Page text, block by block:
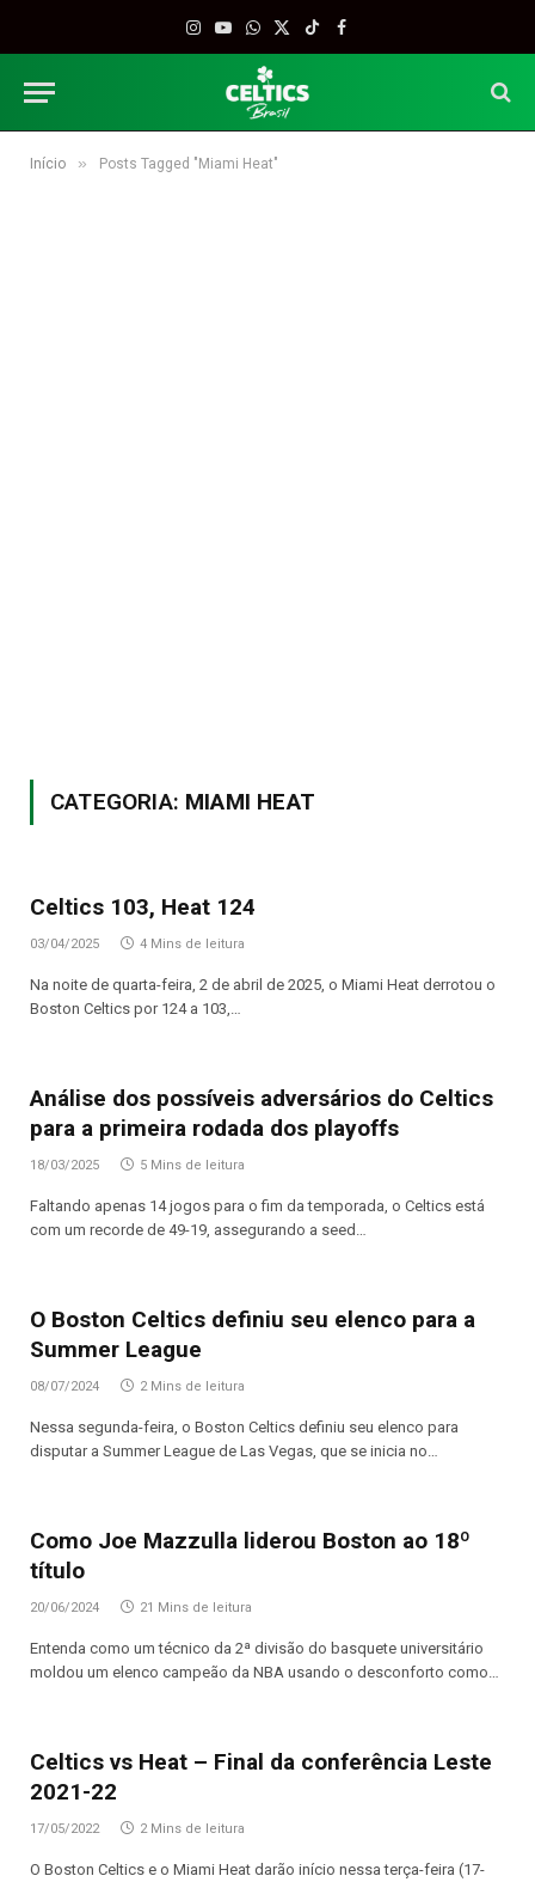
Instagram
YouTube
WhatsApp
X
TikTokFacebook
Início » Posts Tagged "Miami Heat"
CATEGORIA: MIAMI HEAT
Celtics 103, Heat 124
03/04/2025 4 Mins de leitura
Na noite de quarta-feira, 2 de abril de 2025, o Miami Heat derrotou o
Boston Celtics por 124 a 103,…
Análise dos possíveis adversários do Celtics
para a primeira rodada dos playoffs
18/03/2025 5 Mins de leitura
Faltando apenas 14 jogos para o fim da temporada, o Celtics está
com um recorde de 49-19, assegurando a seed…
O Boston Celtics definiu seu elenco para a
Summer League
08/07/2024 2 Mins de leitura
Nessa segunda-feira, o Boston Celtics definiu seu elenco para
disputar a Summer League de Las Vegas, que se inicia no…
Como Joe Mazzulla liderou Boston ao 18º
título
20/06/2024 21 Mins de leitura
Entenda como um técnico da 2ª divisão do basquete universitário
moldou um elenco campeão da NBA usando o desconforto como…
Celtics vs Heat – Final da conferência Leste
2021-22
17/05/2022 2 Mins de leitura
O Boston Celtics e o Miami Heat darão início nessa terça-feira (17-